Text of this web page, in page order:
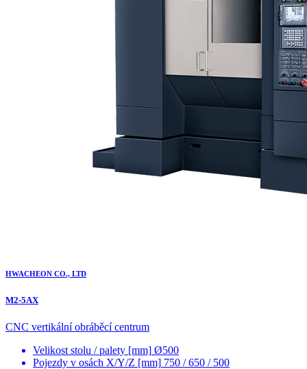
HWACHEON CO., LTD
M2-5AX
CNC vertikální obráběcí centrum
Velikost stolu / palety [mm] Ø500
Pojezdy v osách X/Y/Z [mm] 750 / 650 / 500